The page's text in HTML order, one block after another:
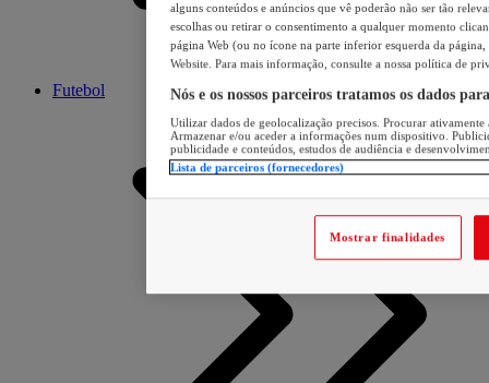
Futebol
alguns conteúdos e anúncios que vê poderão não ser tão
escolhas ou retirar o consentimento a qualquer momento
página Web (ou no ícone na parte inferior esquerda da página,
Website. Para mais informação, consulte a nossa política de
Nós e os nossos parceiros tratamos os dados
Utilizar dados de geolocalização precisos. Procurar
Armazenar e/ou aceder a informações num dispositivo.
publicidade e conteúdos, estudos de audiência e
Lista de parceiros (fornecedores)
Mostrar finalidades